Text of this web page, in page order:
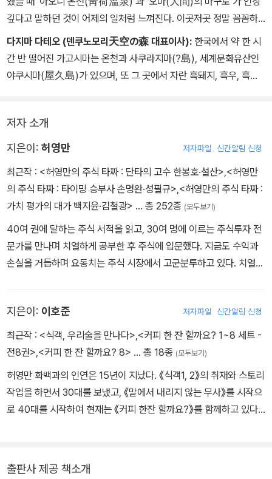
이렇게 저자들은 바쁜 일상에서 벗어나 몸과 마음, 그리고 입도 즐거
는 소년 같은 감수성으로, 때로는 재치 넘치는 유머로, 때로는 날카로
운 풍자로 재미를 선사하는 허영만 화백의 삽화를 보고 있으면 당장
짐을 싸서 떠나고 싶은 유혹에 빠질 것이다.
깊다고 말하던 것이 어제의 일처럼 느껴진다. 이곳저곳 정말 꼼꼼하
게 취재하던 허화백의 모습이 선하다. 그의 섬세한 손길을 거쳐 일본
의 숨겨진 맛과 온천, 사람 사는 이야기를 보여줄 수 있어 기쁘다.
다지마 다테오 (덴쿠노모리天空の森 대표이사): 한국에서 약 한 시
간 반 떨어진 가고시마는 온천과 사쿠라지마(?島), 세계문화유산인
야쿠시마(屋久島)가 있으며, 또 그 곳에서 자란 흑돼지, 흑우, 흑초
나보다 일본 구석구석을 훨씬 잘 소개하고 있다.
저자 소개
지은이: 허영만 저자파일 신간알림 신청
최근작 : <허영만의 주식 타짜 : 단타의 고수 한봉호·설산> <허영만
의 주식 타짜 : 타이밍 승부사 손명완·성필규> <허영만의 주식 타짜 :
가치 평가의 대가 백지윤·김철광> … 총 252종 (모두보기)
40여 권에 달하는 주식 서적을 읽고, 30여 명에 이르는 주식투자 전
문가를 만나며 치열하게 공부한 후 주식에 입문했다. 지금도 수익과
손실을 거듭하며 요동치는 주식 시장에서 고군분투하고 있다. 치열한
자취를 더듬어 부자로 가는 길을 밝히고, 독자들에게 확실한 투자 원
칙과 철학을 전하기 위해 이 만화를 그렸다. 1974년 공식 데뷔한 허
영만 화백은 《각시탈》 《오! 한강》 《아스팔트 사나이》 《비트》 《미스
인기를 누렸다. 그의 만화는 애니메이션, 드라마, 영화로도 제작되어
흥행에 성공했다. 근 50년 동안 만화계의 중심에서 활발한 창작 활동
을 펼치고 있으며, 단연코 우리나라 최고의 만화가이자 예술가로 손
지은이: 이호준 저자파일 신간알림 신청
최근작 : <식객, 우리술을 만나다> <커피 한 잔 할까요? 1~8 세트 -
전8권> <커피 한 잔 할까요? 8> … 총 18종 (모두보기)
허영만 화백과의 인연은 15년이 지났다. 《식객1, 2》의 취재와 스토리
작업을 하면서 30대를 보냈고, 《말에서 내리지 않는 무사》를 시작으
로 40대를 시작하여 현재는 《커피 한잔 할까요?》를 함께하고 있다.
출판사 제공 책소개